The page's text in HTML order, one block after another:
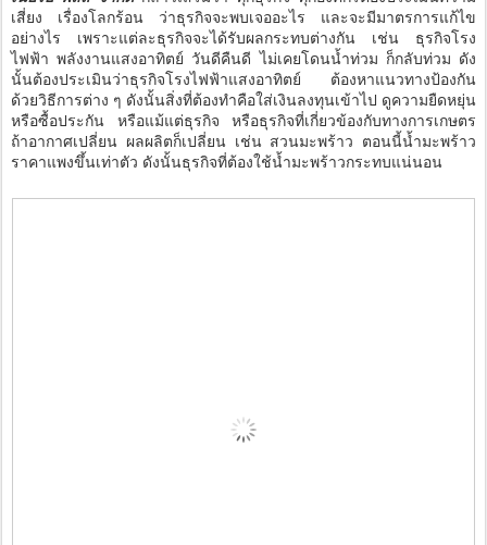
เสี่ยง เรื่องโลกร้อน ว่าธุรกิจจะพบเจออะไร และจะมีมาตรการแก้ไข
อย่างไร เพราะแต่ละธุรกิจจะได้รับผลกระทบต่างกัน เช่น ธุรกิจโรง
ไฟฟ้า พลังงานแสงอาทิตย์ วันดีคืนดี ไม่เคยโดนน้ำท่วม ก็กลับท่วม ดัง
นั้นต้องประเมินว่าธุรกิจโรงไฟฟ้าแสงอาทิตย์ ต้องหาแนวทางป้องกัน
ด้วยวิธีการต่าง ๆ ดังนั้นสิ่งที่ต้องทำคือใส่เงินลงทุนเข้าไป ดูความยืดหยุ่น
หรือซื้อประกัน หรือแม้แต่ธุรกิจ หรือธุรกิจที่เกี่ยวข้องกับทางการเกษตร
ถ้าอากาศเปลี่ยน ผลผลิตก็เปลี่ยน เช่น สวนมะพร้าว ตอนนี้น้ำมะพร้าว
ราคาแพงขึ้นเท่าตัว ดังนั้นธุรกิจที่ต้องใช้น้ำมะพร้าวกระทบแน่นอน